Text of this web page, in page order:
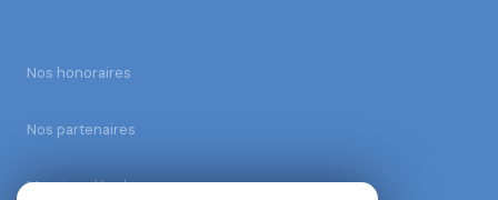
Nos honoraires
Nos partenaires
Mentions légales